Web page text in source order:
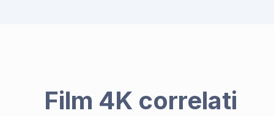
Film 4K correlati